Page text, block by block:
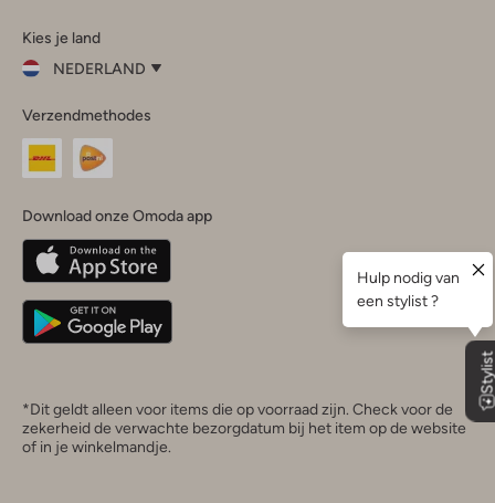
InstagramFacebook
Kies je land
NEDERLAND
je
land
Nederland
Belgique(Français)
Deutschland
Verzendmethodes
Download onze Omoda app
*Dit geldt alleen voor items die op voorraad zijn. Check voor de
zekerheid de verwachte bezorgdatum bij het item op de website
of in je winkelmandje.